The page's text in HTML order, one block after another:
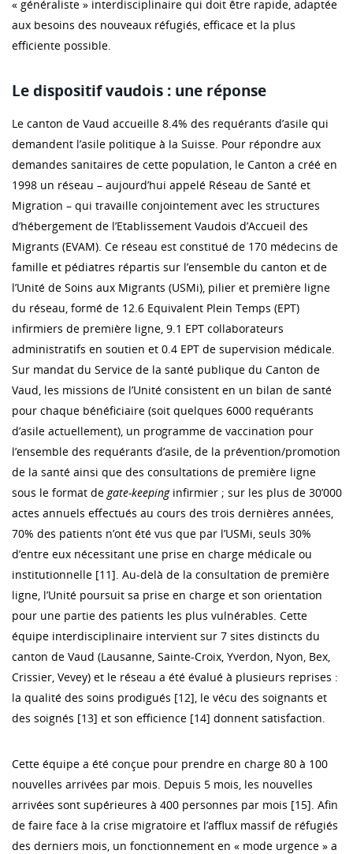
« généraliste » interdisciplinaire qui doit être rapide, adaptée
aux besoins des nouveaux réfugiés, efficace et la plus
efficiente possible.
Le dispositif vaudois : une réponse
Le canton de Vaud accueille 8.4% des requérants d’asile qui
demandent l’asile politique à la Suisse. Pour répondre aux
demandes sanitaires de cette population, le Canton a créé en
1998 un réseau – aujourd’hui appelé Réseau de Santé et
Migration – qui travaille conjointement avec les structures
d’hébergement de l’Etablissement Vaudois d’Accueil des
Migrants (EVAM). Ce réseau est constitué de 170 médecins de
famille et pédiatres répartis sur l’ensemble du canton et de
l’Unité de Soins aux Migrants (USMi), pilier et première ligne
du réseau, formé de 12.6 Equivalent Plein Temps (EPT)
infirmiers de première ligne, 9.1 EPT collaborateurs
administratifs en soutien et 0.4 EPT de supervision médicale.
Sur mandat du Service de la santé publique du Canton de
Vaud, les missions de l’Unité consistent en un bilan de santé
pour chaque bénéficiaire (soit quelques 6000 requérants
d’asile actuellement), un programme de vaccination pour
l’ensemble des requérants d’asile, de la prévention/promotion
de la santé ainsi que des consultations de première ligne
sous le format de gate-keepinginfirmier ; sur les plus de 30’000
actes annuels effectués au cours des trois dernières années,
70% des patients n’ont été vus que par l’USMi, seuls 30%
d’entre eux nécessitant une prise en charge médicale ou
institutionnelle [11]. Au-delà de la consultation de première
ligne, l’Unité poursuit sa prise en charge et son orientation
pour une partie des patients les plus vulnérables. Cette
équipe interdisciplinaire intervient sur 7 sites distincts du
canton de Vaud (Lausanne, Sainte-Croix, Yverdon, Nyon, Bex,
Crissier, Vevey) et le réseau a été évalué à plusieurs reprises :
la qualité des soins prodigués [12], le vécu des soignants et
des soignés [13] et son efficience [14] donnent satisfaction.
Cette équipe a été conçue pour prendre en charge 80 à 100
nouvelles arrivées par mois. Depuis 5 mois, les nouvelles
arrivées sont supérieures à 400 personnes par mois [15]. Afin
de faire face à la crise migratoire et l’afflux massif de réfugiés
des derniers mois, un fonctionnement en « mode urgence » a